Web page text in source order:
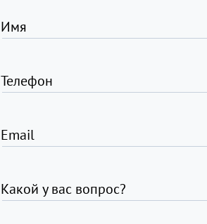
Имя
Телефон
Email
Какой у вас вопрос?